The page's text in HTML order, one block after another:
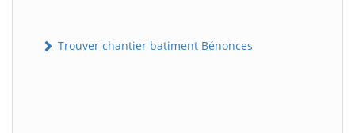
Trouver chantier batiment Bénonces